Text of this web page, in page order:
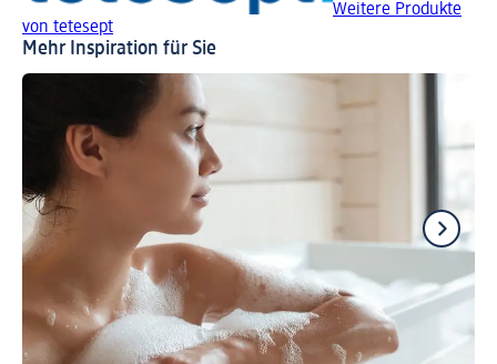
Weitere Produkte
von tetesept
Mehr Inspiration für Sie